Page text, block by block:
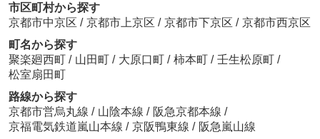
市区町村から探す
京都市中京区 / 京都市上京区 / 京都市下京区 / 京都市西京区
町名から探す
聚楽廻西町 / 山田町 / 大原口町 / 柿本町 / 壬生松原町 /
松室扇田町
路線から探す
京都市営烏丸線 / 山陰本線 / 阪急京都本線 /
京福電気鉄道嵐山本線 / 京阪鴨東線 / 阪急嵐山線